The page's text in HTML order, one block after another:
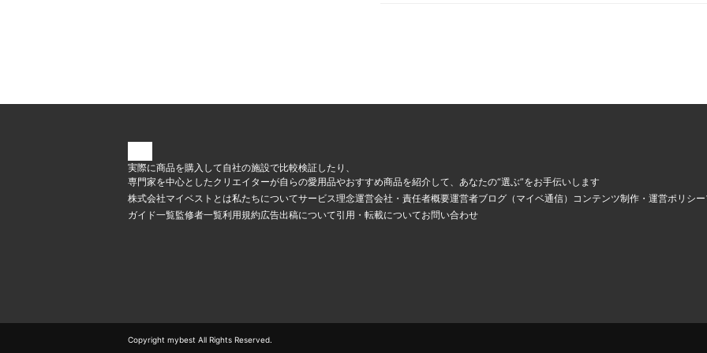
実際に商品を購入して自社の施設で比較検証したり、
専門家を中心としたクリエイターが自らの愛用品やおすすめ商品を紹介して、あなたの“選ぶ”をお手伝いします
株式会社マイベストとは私たちについてサービス理念運営会社・責任者概要運営者ブログ（マイベ通信） コンテンツ制作・運営ポリシー
ガイド一覧監修者一覧利用規約広告出稿について引用・転載についてお問い合わせ
Copyright mybest All Rights Reserved.